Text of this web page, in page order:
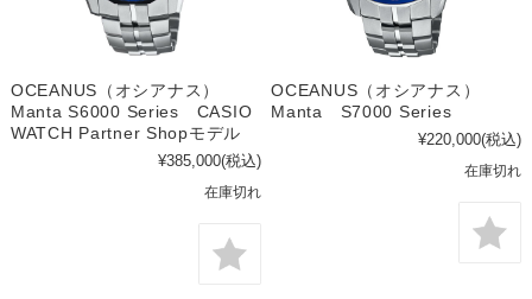
OCEANUS（オシアナス）
Manta S6000 Series CASIO
WATCH Partner Shopモデル
¥385,000(税込)
在庫切れ
OCEANUS（オシアナス）
Manta S7000 Series
¥220,000(税込)
在庫切れ